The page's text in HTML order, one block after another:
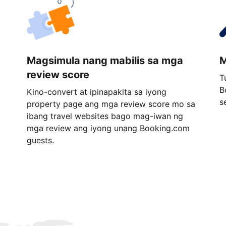
Magsimula nang mabilis sa mga
review score
Kino-convert at ipinapakita sa iyong
property page ang mga review score mo sa
ibang travel websites bago mag-iwan ng
mga review ang iyong unang Booking.com
guests.